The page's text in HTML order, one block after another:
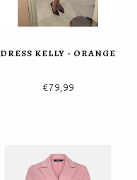
DRESS KELLY - ORANGE
€79,99